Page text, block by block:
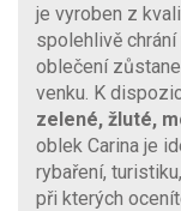
je vyroben z
spolehlivě
oblečení
venku. K
zelené, žluté,
oblek Carina je
rybaření,
při kterých